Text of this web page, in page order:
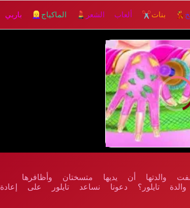
💃 بنات✂️ ألعاب الشعر 💄 الماكياج 👱‍♀️ باربي
والدتها أن يديها متسختان وأظافرها
تايلور؟ دعونا نساعد تايلور على إعادة